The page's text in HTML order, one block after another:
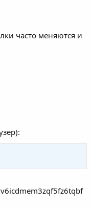
часто меняются и